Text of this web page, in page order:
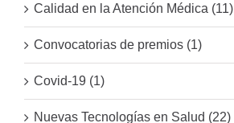
Calidad en la Atención Médica (11)
Convocatorias de premios (1)
Covid-19 (1)
Nuevas Tecnologías en Salud (22)